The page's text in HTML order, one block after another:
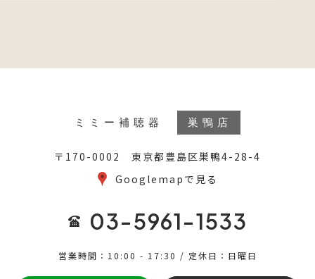
ミミー補聴器 巣鴨店
〒170-0002 東京都豊島区巣鴨4-28-4
Googlemapで見る
03-5961-1533
営業時間：10:00 - 17:30 / 定休日：日曜日